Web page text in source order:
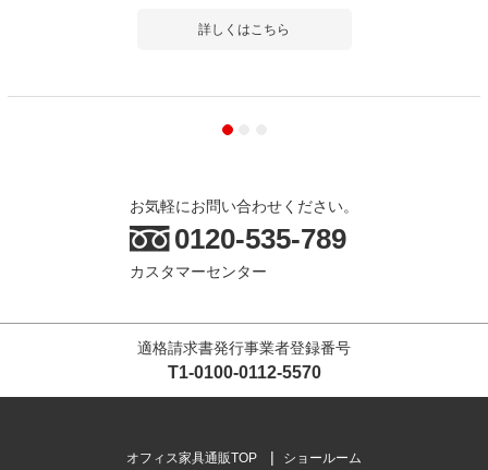
詳しくはこちら
お気軽にお問い合わせください。
0120-535-789
カスタマーセンター
適格請求書発行事業者登録番号
T1-0100-0112-5570
オフィス家具通販TOP ショールーム